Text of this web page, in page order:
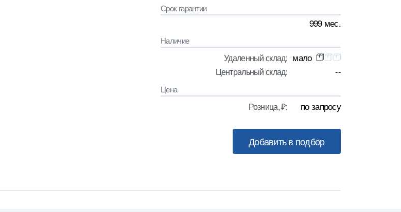
Срок гарантии
999 мес.
Наличие
Удаленный склад: мало
Центральный склад: --
Цена
Розница, ₽: по запросу